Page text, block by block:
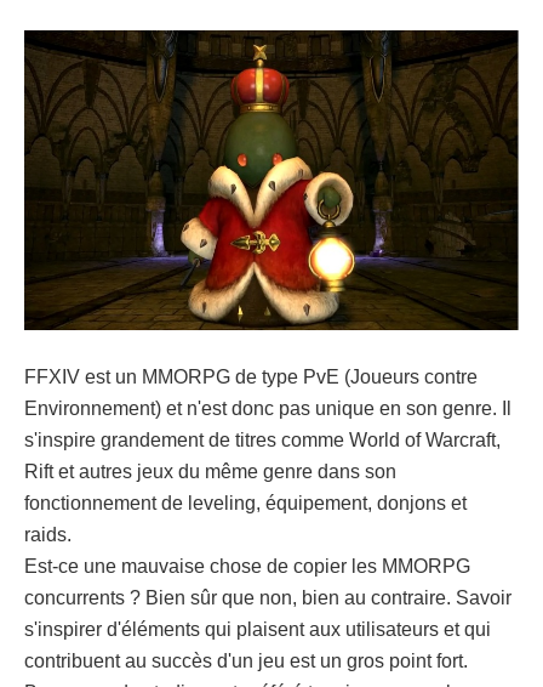
FFXIV est un MMORPG de type PvE (Joueurs contre
Environnement) et n'est donc pas unique en son genre. Il
s'inspire grandement de titres comme World of Warcraft,
Rift et autres jeux du même genre dans son
fonctionnement de leveling, équipement, donjons et
raids.
Est-ce une mauvaise chose de copier les MMORPG
concurrents ? Bien sûr que non, bien au contraire. Savoir
s'inspirer d'éléments qui plaisent aux utilisateurs et qui
contribuent au succès d'un jeu est un gros point fort.